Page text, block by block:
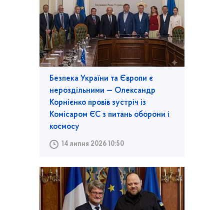
Безпека України та Європи є
нероздільними — Олександр
Корнієнко провів зустріч із
Комісаром ЄС з питань оборони і
космосу
14 липня 2026 10:50